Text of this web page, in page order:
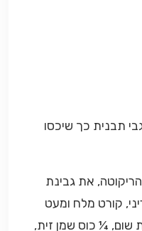
תבנית כך שיכסו
את גבינת
קורט מלח ומעט
שום, ¼ כוס שמן זית,